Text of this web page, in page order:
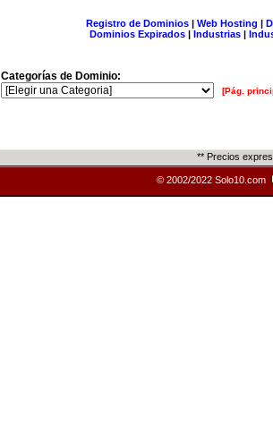
Registro de Dominios| Web Hosting |
Dominios Expirados | Industrias |
Categorías de Dominio:
[Pág.
** Precios
© 2002/2022 Solo10.com